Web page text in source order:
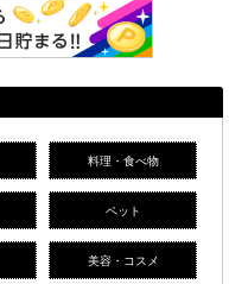
料理・食べ物
ペット
美容・コスメ